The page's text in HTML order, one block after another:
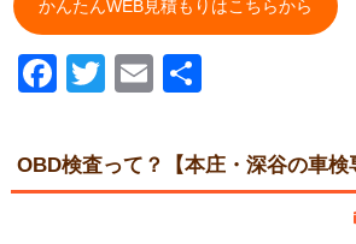
かんたんWEB見積もりはこちらから
Facebook
TwitterEmail
OBD検査って？【本庄・深谷の車検